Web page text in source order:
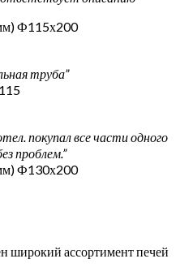
Ф115х200
труба”
покупал все части одного
проблем.”
Ф130х200
широкий ассортимент печей